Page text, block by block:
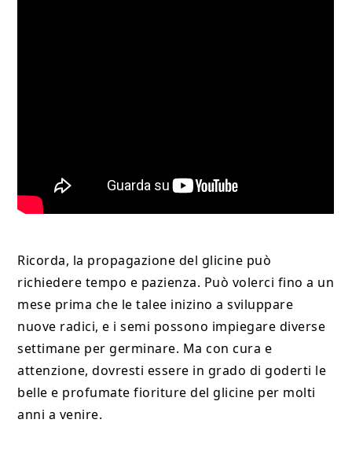
Ricorda, la propagazione del glicine può
richiedere tempo e pazienza. Può volerci fino a un
mese prima che le talee inizino a sviluppare
nuove radici, e i semi possono impiegare diverse
settimane per germinare. Ma con cura e
attenzione, dovresti essere in grado di goderti le
belle e profumate fioriture del glicine per molti
anni a venire.